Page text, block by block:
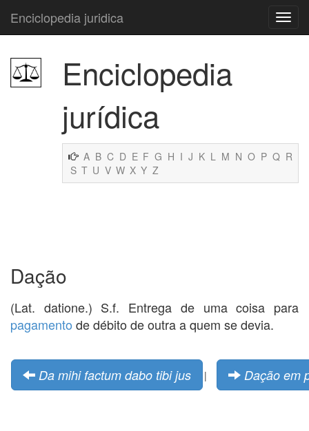
Enciclopedia juridica
Enciclopedia
jurídica
A B C D E F G H I J K L M N O P Q R
S T U V W X Y Z
Dação
(Lat. datione.) S.f. Entrega de uma coisa para
pagamento de débito de outra a quem se devia.
Da mihi factum dabo tibi jus | Dação em